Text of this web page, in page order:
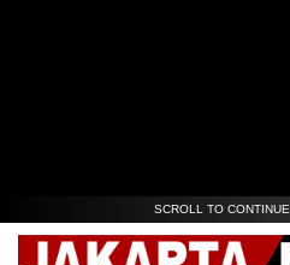
SCROLL TO